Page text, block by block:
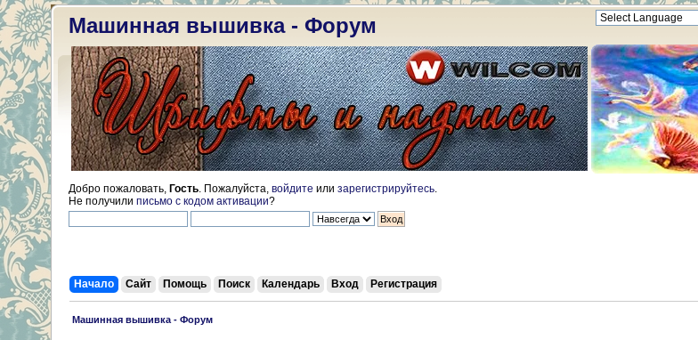
Машинная вышивка - Форум
Добро пожаловать, Гость . Пожалуйста, войдите или зарегистрируйтесь
Не получили письмо с кодом активации?
Начало Сайт Помощь Поиск Календарь Вход Регистрация
Машинная вышивка - Форум